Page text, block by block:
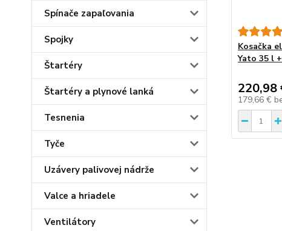
Spínače zapaľovania
Spojky
Štartéry
Štartéry a plynové lanká
Tesnenia
Tyče
Uzávery palivovej nádrže
Valce a hriadele
Ventilátory
Kosačka
Yato 35 l
220,98
179,66 €